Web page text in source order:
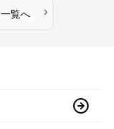
一覧へ ›